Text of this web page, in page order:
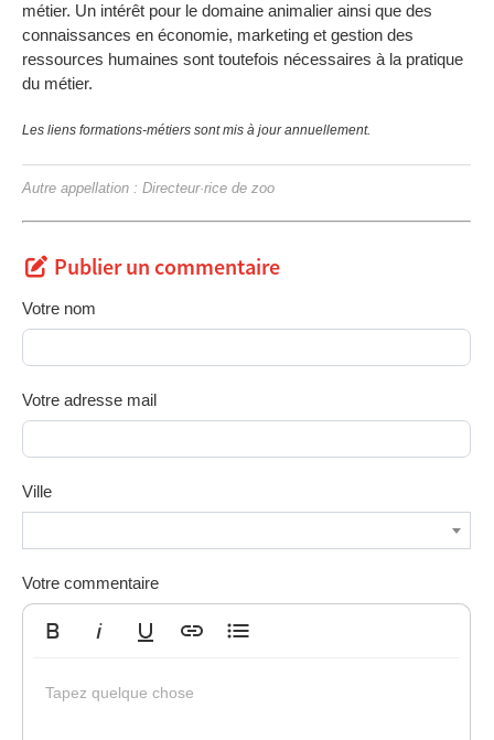
métier. Un intérêt pour le domaine animalier ainsi que des
connaissances en économie, marketing et gestion des
ressources humaines sont toutefois nécessaires à la pratique
du métier.
Les liens formations-métiers sont mis à jour annuellement.
Autre appellation : Directeur·rice de zoo
Publier un commentaire
Votre nom
Votre adresse mail
Ville
Votre commentaire
Tapez quelque chose